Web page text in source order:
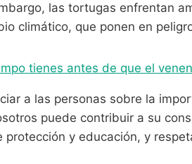
las tortugas enfrentan
climático, que ponen en
tienes antes de que el
a las personas sobre la
puede contribuir a su
protección y educación, y